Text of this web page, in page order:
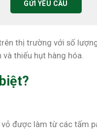
thị trường với số
thiếu hụt hàng hóa.
được làm từ các tấm